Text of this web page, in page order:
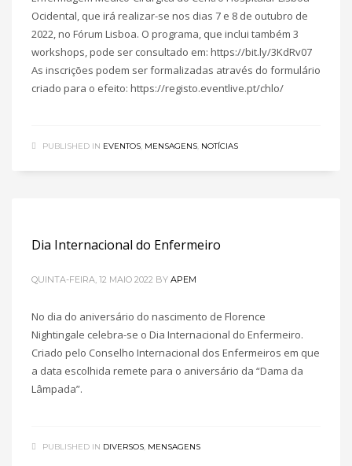
Ocidental, que irá realizar-se nos dias 7 e 8 de outubro de
2022, no Fórum Lisboa. O programa, que inclui também 3
workshops, pode ser consultado em: https://bit.ly/3KdRv07
As inscrições podem ser formalizadas através do formulário
criado para o efeito: https://registo.eventlive.pt/chlo/
PUBLISHED IN EVENTOS, MENSAGENS, NOTÍCIAS
Dia Internacional do Enfermeiro
QUINTA-FEIRA, 12 MAIO 2022 BY APEM
No dia do aniversário do nascimento de Florence
Nightingale celebra-se o Dia Internacional do Enfermeiro.
Criado pelo Conselho Internacional dos Enfermeiros em que
a data escolhida remete para o aniversário da “Dama da
Lâmpada”.
PUBLISHED IN DIVERSOS, MENSAGENS